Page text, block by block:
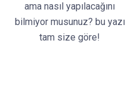
ama nasıl yapılacağını
bilmiyor musunuz? bu yazı
tam size göre!